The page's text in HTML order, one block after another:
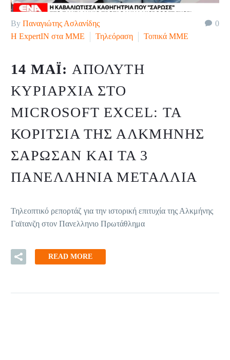
0
By Παναγιώτης Ασλανίδης
H ExpertIN στα ΜΜΕ
Τηλεόραση Τοπικά ΜΜΕ
14 ΜΆΙ:ΑΠΌΛΥΤΗ
ΚΥΡΙΑΡΧΊΑ ΣΤΟ
MICROSOFT EXCEL: ΤΑ
ΚΟΡΊΤΣΙΑ ΤΗΣ ΑΛΚΜΉΝΗΣ
ΣΆΡΩΣΑΝ ΚΑΙ ΤΑ 3
ΠΑΝΕΛΛΉΝΙΑ ΜΕΤΆΛΛΙΑ
Τηλεοπτικό ρεπορτάζ για την ιστορική επιτυχία της Αλκμήνης
Γαϊτανζη στον Πανελληνιο Πρωτάθλημα
READ MORE